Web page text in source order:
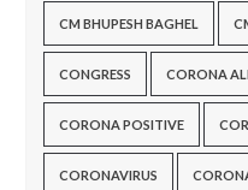
CM BHUPESH BAGHEL
CONGRESS CORONA
CORONA POSITIVE
CORONAVIRUS